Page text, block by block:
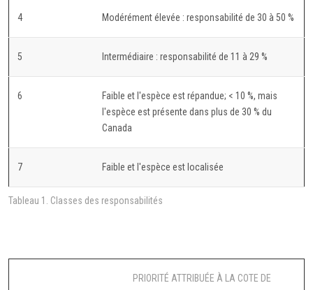
Tableau 1. Classes des responsabilités
4 Modérément élevée : responsabilité de 30 à 50 %
5 Intermédiaire : responsabilité de 11 à 29 %
6
Faible et l'espèce est répandue; < 10 %, mais
l'espèce est présente dans plus de 30 % du
Canada
7 Faible et l'espèce est localisée
PRIORITÉ ATTRIBUÉE À LA COTE DE